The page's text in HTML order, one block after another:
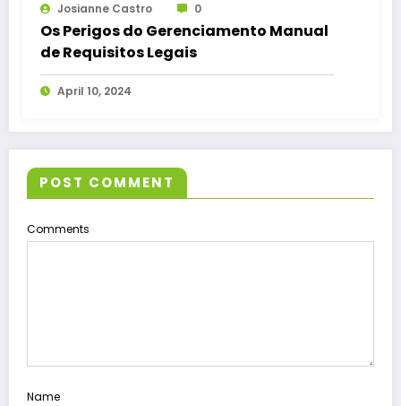
Josianne Castro 0
Os Perigos do Gerenciamento Manual
de Requisitos Legais
April 10, 2024
POST COMMENT
Comments
Name